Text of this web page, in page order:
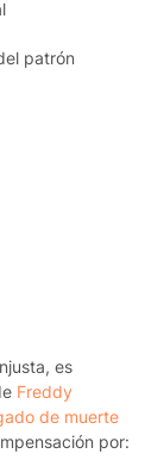
patrón
es
Freddy
de muerte
por: